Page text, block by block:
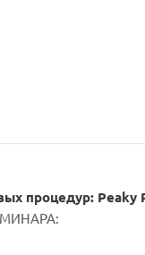
процедур: Peaky